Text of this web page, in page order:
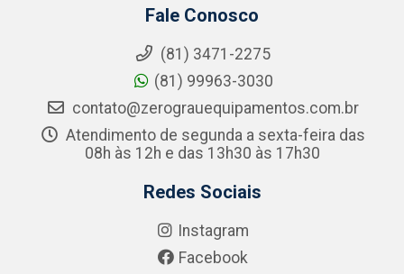
Fale Conosco
(81) 3471-2275
(81) 99963-3030
contato@zerograuequipamentos.com.br
Atendimento de segunda a sexta-feira das
08h às 12h e das 13h30 às 17h30
Redes Sociais
Instagram
Facebook